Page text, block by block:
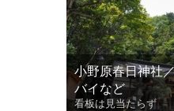
小野原春日神社
バイなど
看板は見当たらず